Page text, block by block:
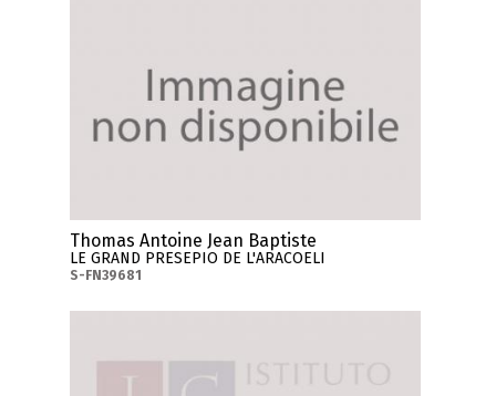
Thomas Antoine Jean Baptiste
LE GRAND PRESEPIO DE L'ARACOELI
S-FN39681